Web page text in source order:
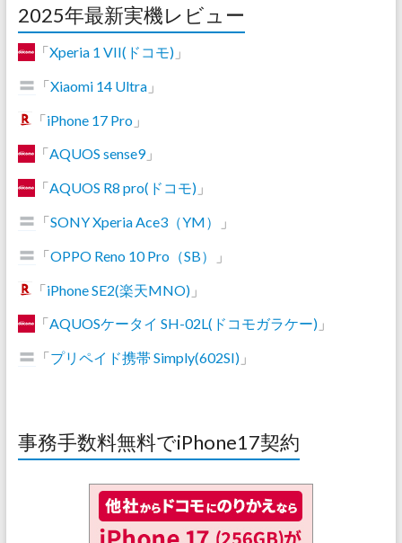
2025年最新実機レビュー
「Xperia 1 VII(ドコモ)」
「Xiaomi 14 Ultra」
「iPhone 17 Pro」
「AQUOS sense9」
「AQUOS R8 pro(ドコモ)」
「SONY Xperia Ace3（YM）
」
「OPPO Reno 10 Pro（SB）
」
「iPhone SE2(楽天MNO)」
「AQUOSケータイ SH-02L(ドコモガラケー)」
「プリペイド携帯 Simply(602SI)」
事務手数料無料でiPhone17契約